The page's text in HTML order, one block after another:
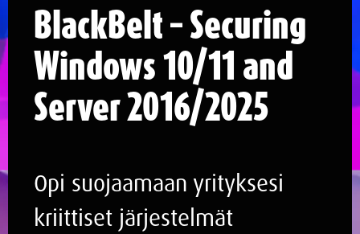
BlackBelt – Securing
Windows 10/11 and
Server 2016/2025
Opi suojaamaan yrityksesi
kriittiset järjestelmät